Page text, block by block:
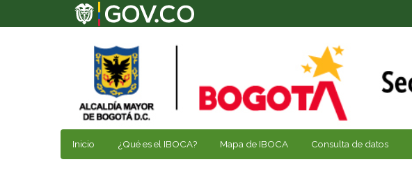
Inicio ¿Qué es el IBOCA? Mapa de IBOCA Consulta de datos